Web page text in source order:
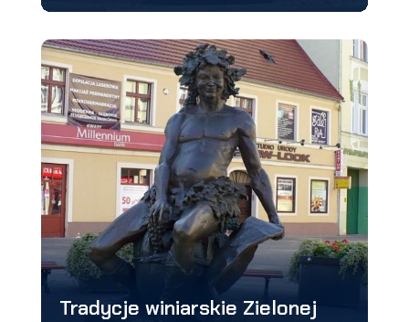
Tradycje winiarskie Zielonej